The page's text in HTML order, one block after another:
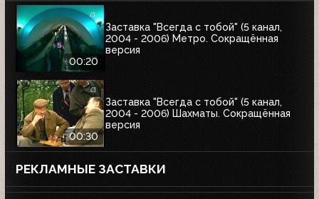
00:20
Заставка "Всегда с тобой" (5 канал,
2004 - 2006) Метро. Сокращённая
версия
00:30
Заставка "Всегда с тобой" (5 канал,
2004 - 2006) Шахматы. Сокращённая
версия
РЕКЛАМНЫЕ ЗАСТАВКИ